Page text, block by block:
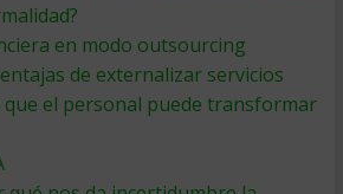
en modo outsourcing
de externalizar servicios
que el personal puede transformar